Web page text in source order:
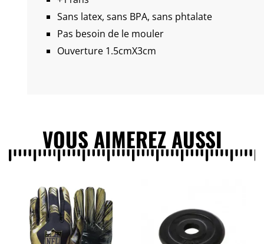
Sans latex, sans BPA, sans phtalate
Pas besoin de le mouler
Ouverture 1.5cmX3cm
VOUS AIMEREZ AUSSI